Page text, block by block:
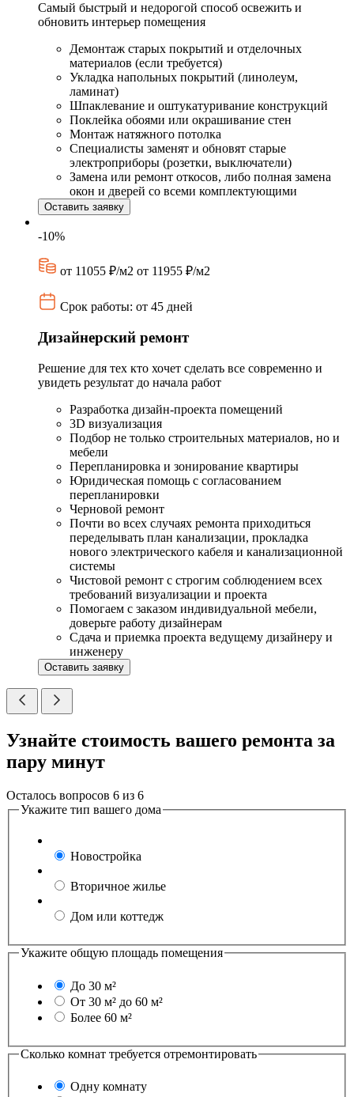
Самый быстрый и недорогой способ освежить и
обновить интерьер помещения
Демонтаж старых покрытий и отделочных
материалов (если требуется)
Укладка напольных покрытий (линолеум,
ламинат)
Шпаклевание и оштукатуривание конструкций
Поклейка обоями или окрашивание стен
Монтаж натяжного потолка
Специалисты заменят и обновят старые
электроприборы (розетки, выключатели)
Замена или ремонт откосов, либо полная замена
окон и дверей со всеми комплектующими
Оставить заявку
-10%
от 11055 ₽/м2 от 11955 ₽/м2
Срок работы: от 45 дней
Дизайнерский ремонт
Решение для тех кто хочет сделать все современно и
увидеть результат до начала работ
Разработка дизайн-проекта помещений
3D визуализация
Подбор не только строительных материалов, но и
мебели
Перепланировка и зонирование квартиры
Юридическая помощь с согласованием
перепланировки
Черновой ремонт
Почти во всех случаях ремонта приходиться
переделывать план канализации, прокладка
нового электрического кабеля и канализационной
системы
Чистовой ремонт с строгим соблюдением всех
требований визуализации и проекта
Помогаем с заказом индивидуальной мебели,
доверьте работу дизайнерам
Сдача и приемка проекта ведущему дизайнеру и
инженеру
Оставить заявку
Узнайте стоимость вашего ремонта за
пару минут
Осталось вопросов 6 из 6
Укажите тип вашего дома
Новостройка
Вторичное жилье
Дом или коттедж
Укажите общую площадь помещения
До 30 м²
От 30 м² до 60 м²
Более 60 м²
Сколько комнат требуется отремонтировать
Одну комнату